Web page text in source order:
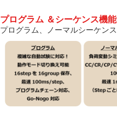
プログラム ＆シーケンス機能
プログラム、ノーマルシーケン